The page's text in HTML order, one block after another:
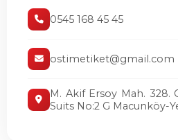
0545 168 45 45
ostimetiket@gmail.com
M. Akif Ersoy Mah. 328.
Suits No:2 G Macunköy-